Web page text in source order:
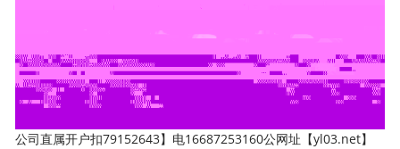
公司直属开户扣79152643】电16687253160公网址【yl03.net】